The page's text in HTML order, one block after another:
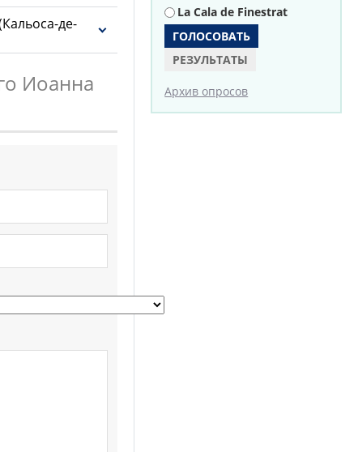
Leaflet
де-
Иоанна
La Cala de Finestrat
РЕЗУЛЬТАТЫ
Архив опросов